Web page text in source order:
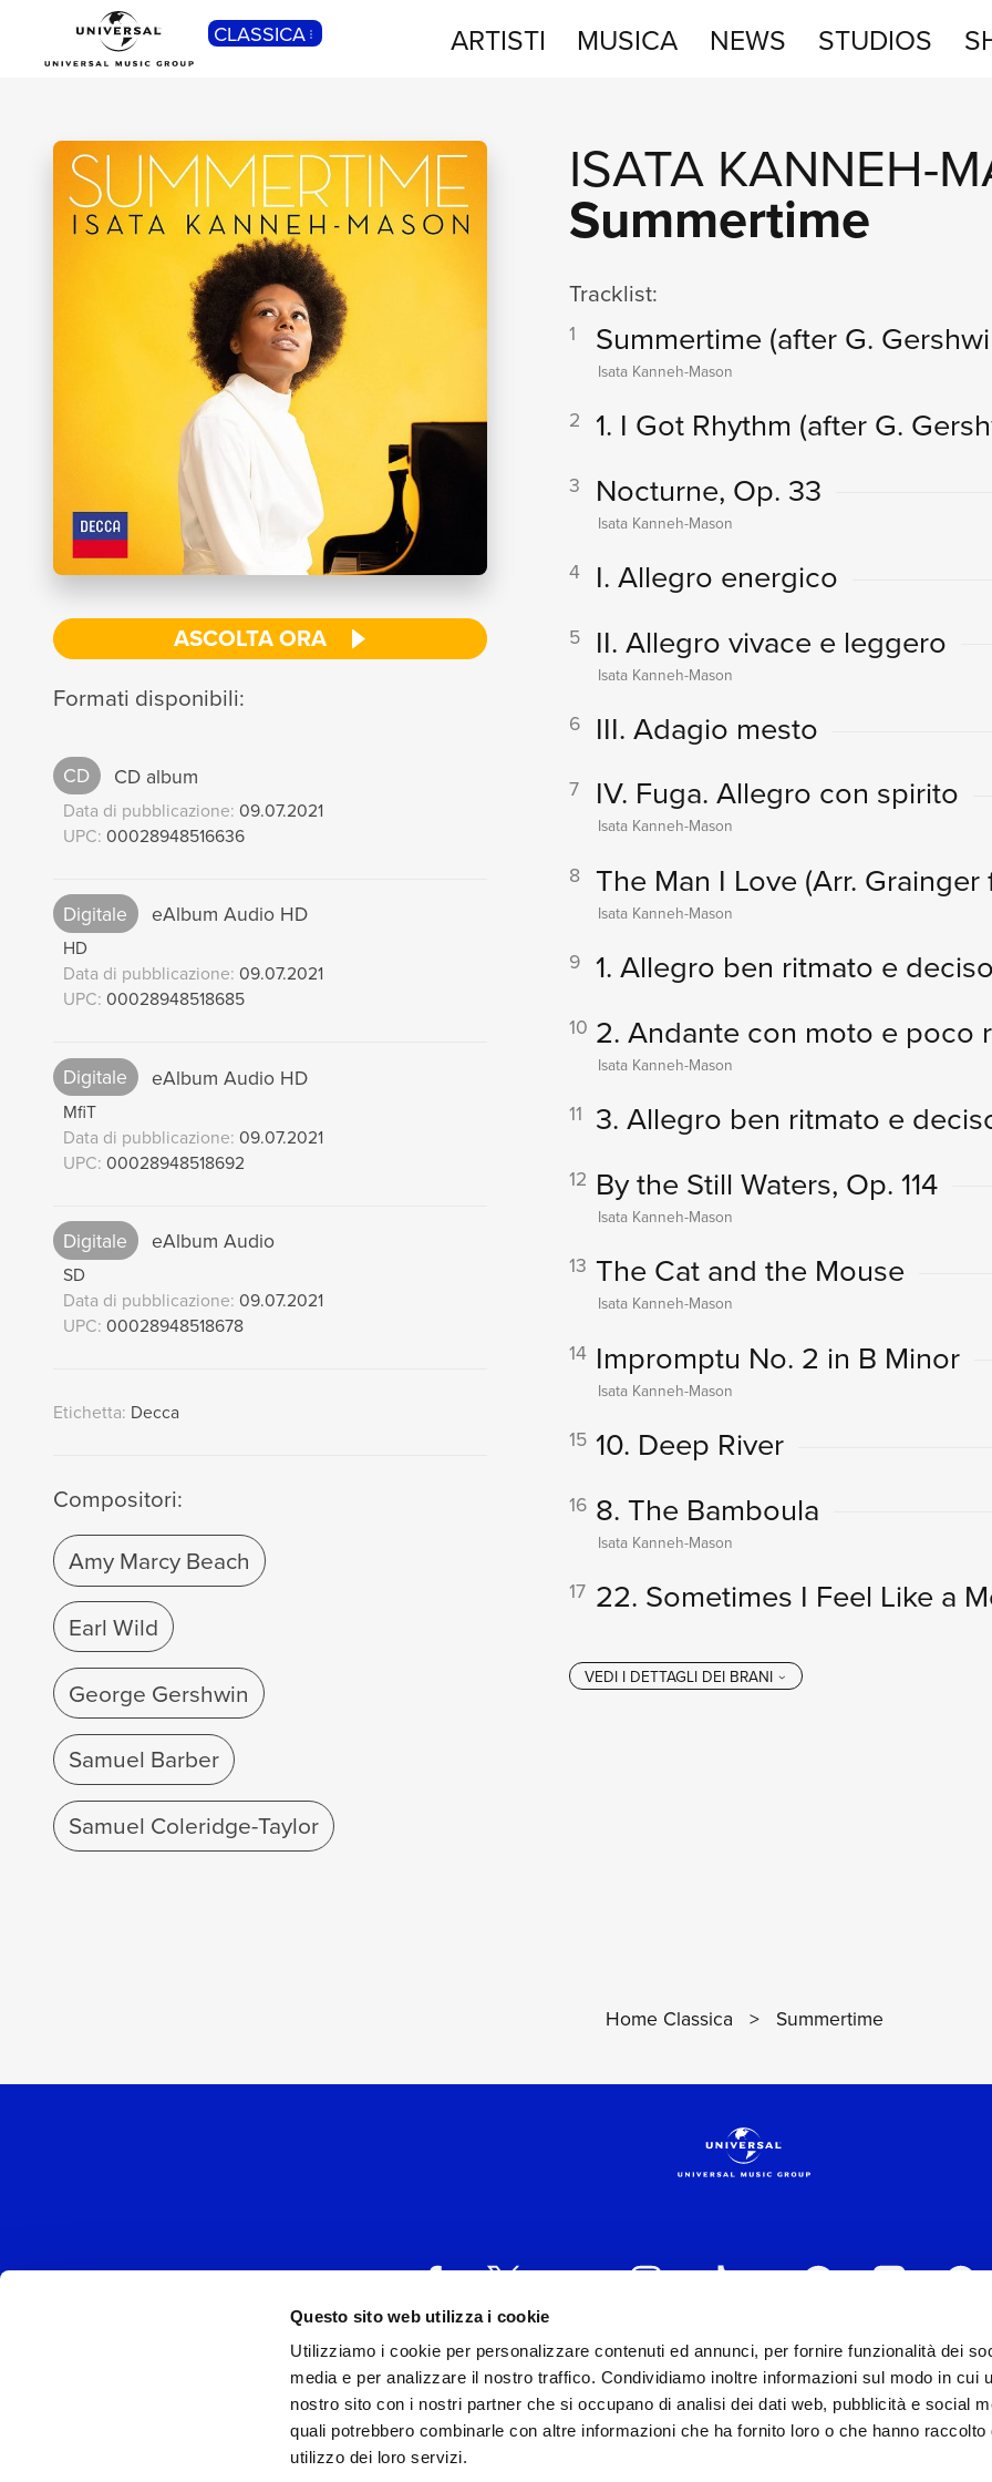
Questo sito web utilizza i cookie
Utilizziamo i cookie per personalizzare contenuti ed annunci, per fornire funzionalità dei
media e per analizzare il nostro traffico. Condividiamo inoltre informazioni sul modo in cui
nostro sito con i nostri partner che si occupano di analisi dei dati web, pubblicità e social
quali potrebbero combinarle con altre informazioni che ha fornito loro o che hanno raccolto
utilizzo dei loro servizi.
CLASSICA ARTISTI MUSICA NEWS STUDIOS
ASCOLTA ORA
Formati disponibili:
CD CD album
Data di pubblicazione: 09.07.2021
UPC: 00028948516636
Digitale eAlbum Audio HD
HD
Data di pubblicazione: 09.07.2021
UPC: 00028948518685
Digitale eAlbum Audio HD
MfiT
Data di pubblicazione: 09.07.2021
UPC: 00028948518692
Digitale eAlbum Audio
SD
Data di pubblicazione: 09.07.2021
UPC: 00028948518678
Etichetta: Decca
Compositori:
Amy Marcy Beach
Earl Wild
George Gershwin
Samuel Barber
Samuel Coleridge-Taylor
ISATA KANNEH-
Summertime
Tracklist:
1 Summertime (after G.
Isata Kanneh-Mason
2 1. I Got Rhythm (after G.
3
Nocturne, Op. 33
Isata Kanneh-Mason
4 I. Allegro energico
5
II. Allegro vivace e leggero
Isata Kanneh-Mason
6 III. Adagio mesto
7
IV. Fuga. Allegro con spirito
Isata Kanneh-Mason
8 The Man I Love (Arr. Grainger
Isata Kanneh-Mason
9 1. Allegro ben ritmato e deciso
10 2. Andante con moto e poco
Isata Kanneh-Mason
11 3. Allegro ben ritmato e
12 By the Still Waters, Op. 114
Isata Kanneh-Mason
13 The Cat and the Mouse
Isata Kanneh-Mason
14 Impromptu No. 2 in B Minor
Isata Kanneh-Mason
15 10. Deep River
16 8. The Bamboula
Isata Kanneh-Mason
17 22. Sometimes I Feel Like a
VEDI I
Home Classica > Summertime
UNIVERSAL MUSIC ITALIA s.r.l. (Società con unico socio) | Via Nervesa,
P.IVA IT03802730154 Iscritta al REA di Milano con il numero 966135 in
Capitale sociale Euro 2.000.000 interamente versato.
Universal Music Italia, nel rispetto delle best practices in tema di corporate compliance ed al fine di
si è dotata di un modello di gestione e organizzazione ex d.lgs. 231/2001 e
POP
SHOP